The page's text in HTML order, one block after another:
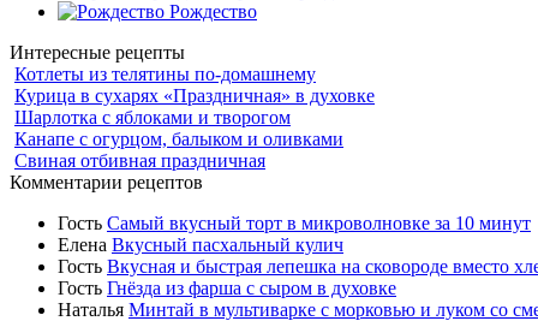
Рождество
Интересные рецепты
Котлеты из телятины по-домашнему
Курица в сухарях «Праздничная» в духовке
Шарлотка с яблоками и творогом
Канапе с огурцом, балыком и оливками
Свиная отбивная праздничная
Комментарии рецептов
Гость Самый вкусный торт в микроволновке за 10 минут
Елена Вкусный пасхальный кулич
Гость Вкусная и быстрая лепешка на сковороде вместо
Гость Гнёзда из фарша с сыром в духовке
Наталья Минтай в мультиварке с морковью и луком со